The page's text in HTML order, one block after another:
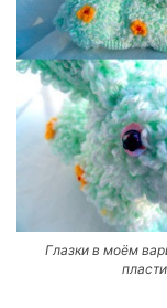
Глазки в моём